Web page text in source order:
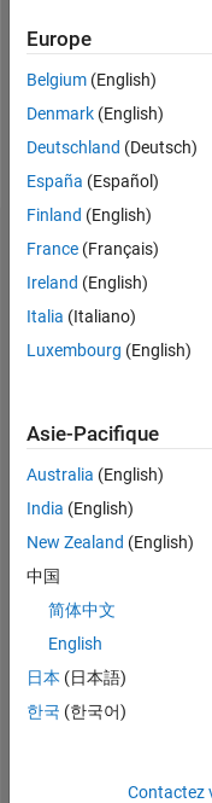
Following:
0
Follow
Tableau de bord
Statistiques
MATLAB Answers
CONTRIBUTIONS L
0
1
Europe
Belgium (English)
Denmark (English)
Deutschland (Deutsch)
España (Español)
Finland (English)
France (Français)
Ireland (English)
Italia (Italiano)
Luxembourg (English)
Asie-Pacifique
Australia (English)
India (English)
New Zealand (English)
中国
简体中文
English
日本 (日本語)
한국 (한국어)
Contactez